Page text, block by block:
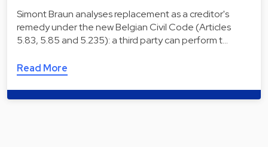
Simont Braun analyses replacement as a creditor's
remedy under the new Belgian Civil Code (Articles
5.83, 5.85 and 5.235): a third party can perform t…
Read More